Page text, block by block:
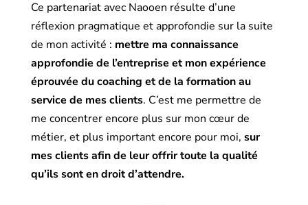
Ce partenariat avec Naooen résulte d’une
réflexion pragmatique et approfondie sur la suite
de mon activité : mettre ma connaissance
approfondie de l’entreprise et mon expérience
éprouvée du coaching et de la formation au
service de mes clients. C’est me permettre de
me concentrer encore plus sur mon cœur de
métier, et plus important encore pour moi, sur
mes clients afin de leur offrir toute la qualité
qu’ils sont en droit d’attendre.